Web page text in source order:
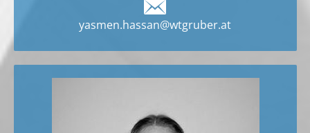
yasmen.hassan@wtgruber.at